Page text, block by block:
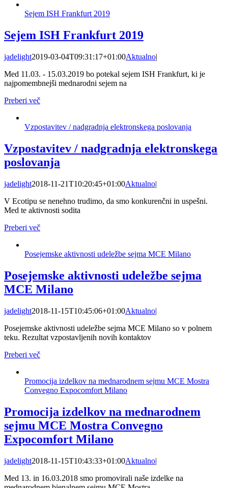
Sejem ISH Frankfurt 2019
Sejem ISH Frankfurt 2019
jadelight2019-03-04T09:31:17+01:00Aktualno|
Med 11.03. - 15.03.2019 bo potekal sejem ISH Frankfurt, ki je
najpomembnejši mednarodni sejem na
Preberi več
Vzpostavitev / nadgradnja elektronskega poslovanja
Vzpostavitev / nadgradnja elektronskega
poslovanja
jadelight2018-11-21T10:20:45+01:00Aktualno|
V Ecotipu se nenehno trudimo, da smo konkurenčni in uspešni.
Med te aktivnosti sodita
Preberi več
Posejemske aktivnosti udeležbe sejma MCE Milano
Posejemske aktivnosti udeležbe sejma
MCE Milano
jadelight2018-11-15T10:45:06+01:00Aktualno|
Posejemske aktivnosti udeležbe sejma MCE Milano so v polnem
teku. Rezultat vzpostavljenih novih kontaktov
Preberi več
Promocija izdelkov na mednarodnem sejmu MCE Mostra
Convegno Expocomfort Milano
Promocija izdelkov na mednarodnem
sejmu MCE Mostra Convegno
Expocomfort Milano
jadelight2018-11-15T10:43:33+01:00Aktualno|
Med 13. in 16.03.2018 smo promovirali naše izdelke na